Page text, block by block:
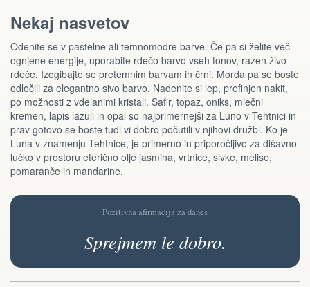
Nekaj nasvetov
Odenite se v pastelne ali temnomodre barve. Če pa si želite več
ognjene energije, uporabite rdečo barvo vseh tonov, razen živo
rdeče. Izogibajte se pretemnim barvam in črni. Morda pa se boste
odločili za elegantno sivo barvo. Nadenite si lep, prefinjen nakit,
po možnosti z vdelanimi kristali. Safir, topaz, oniks, mlečni
kremen, lapis lazuli in opal so najprimernejši za Luno v Tehtnici in
prav gotovo se boste tudi vi dobro počutili v njihovi družbi. Ko je
Luna v znamenju Tehtnice, je primerno in priporočljivo za dišavno
lučko v prostoru eterično olje jasmina, vrtnice, sivke, melise,
pomaranče in mandarine.
Pozitivna afirmacija za danes
Sprejmem le dobro.